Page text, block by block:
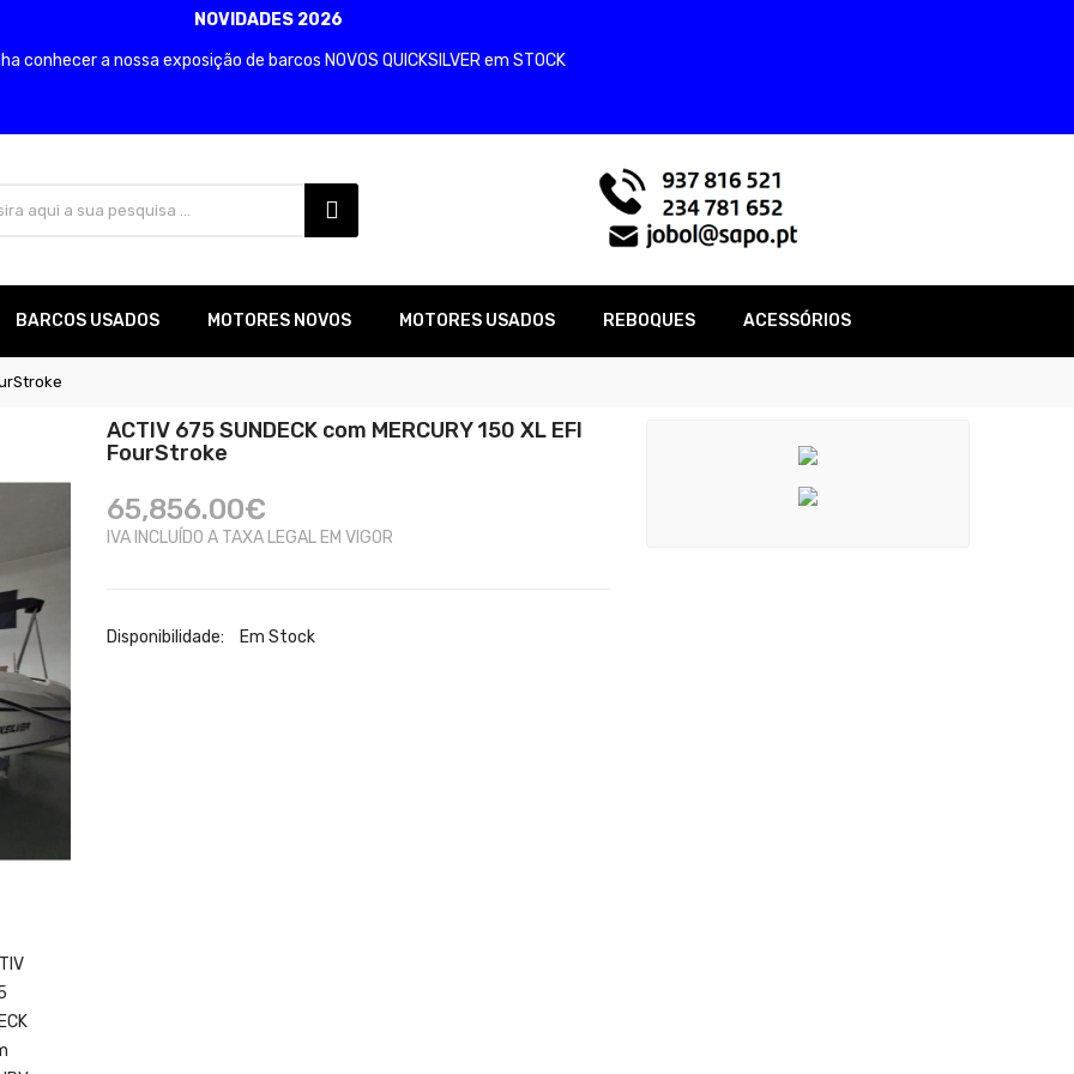
NOVIDADES 2026
conhecer a nossa exposição de barcos NOVOS QUICKSILVER em STOCK
BARCOS USADOS MOTORES NOVOS MOTORES USADOS REBOQUES ACESSÓRIOS
ACTIV 675 SUNDECK com MERCURY 150 XL EFI
FourStroke
65,856.00€
IVA INCLUÍDO A TAXA LEGAL EM VIGOR
Disponibilidade: Em Stock